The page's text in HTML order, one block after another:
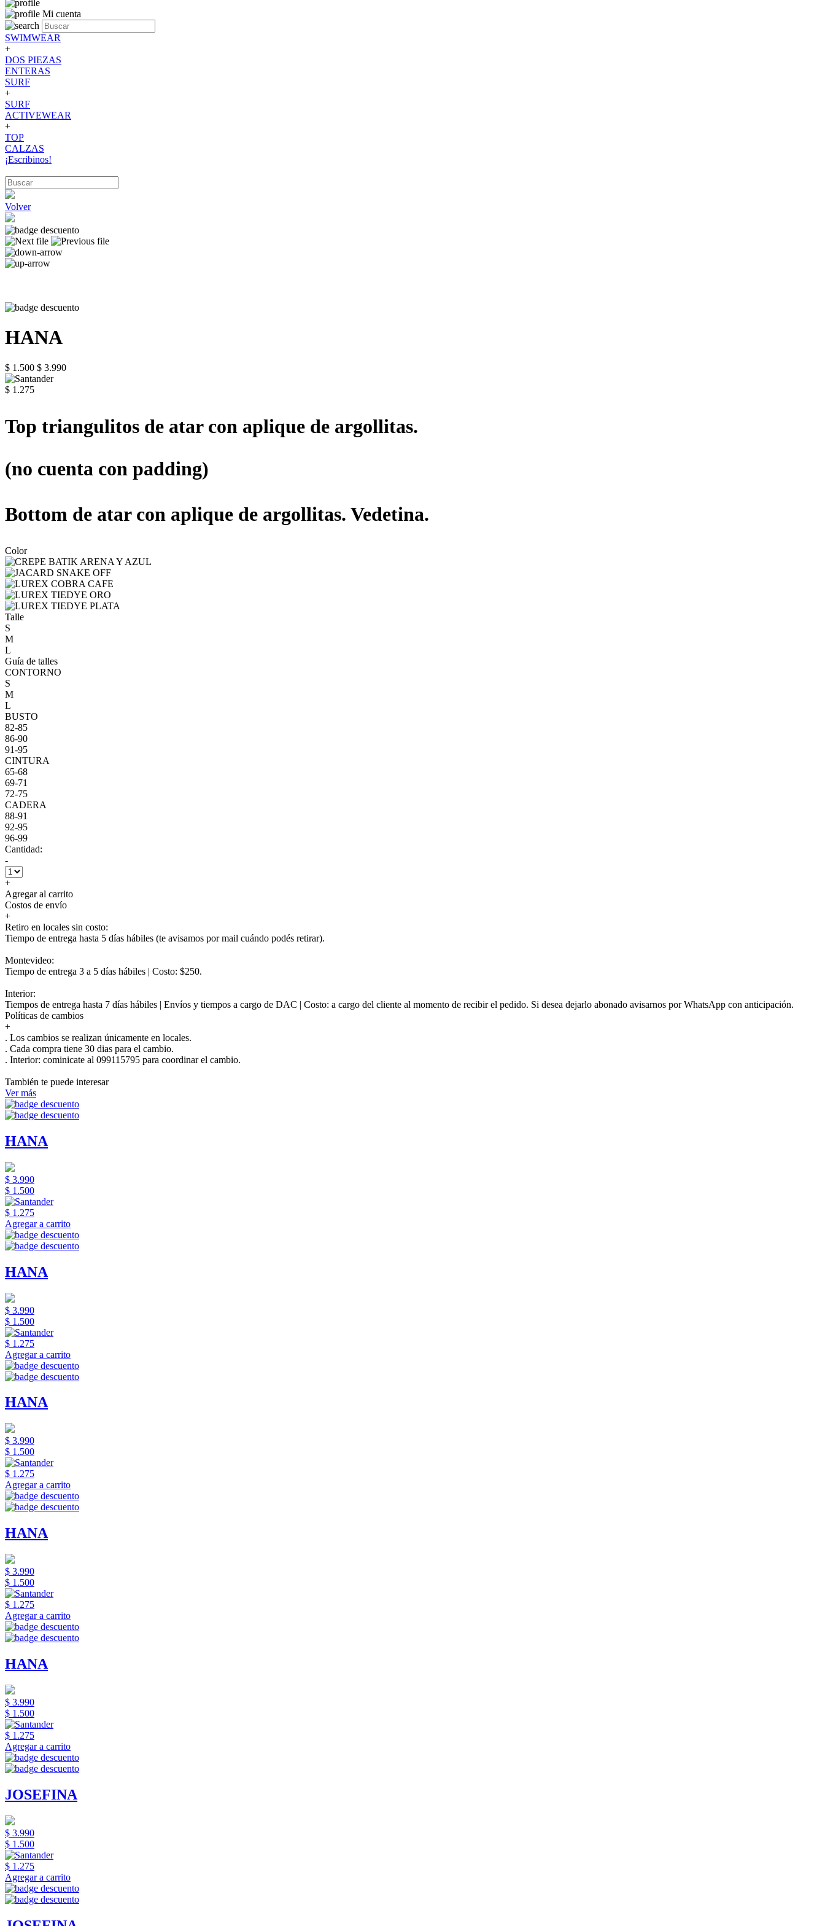
Mi cuenta
SWIMWEAR
+
DOS PIEZAS
ENTERAS
SURF
+
SURF
ACTIVEWEAR
+
TOP
CALZAS
¡Escribinos!
Volver
HANA
$ 1.500 $ 3.990
$ 1.275
Top triangulitos de atar con aplique de argollitas.
(no cuenta con padding)
Bottom de atar con aplique de argollitas. Vedetina.
Color
Talle
S
M
L
Guía de talles
CONTORNO
S
M
L
BUSTO
82-85
86-90
91-95
CINTURA
65-68
69-71
72-75
CADERA
88-91
92-95
96-99
Cantidad:
-
+
Agregar al carrito
Costos de envío
+
Retiro en locales sin costo:
Tiempo de entrega hasta 5 días hábiles (te avisamos por mail cuándo podés retirar).
Montevideo:
Tiempo de entrega 3 a 5 días hábiles | Costo: $250.
Interior:
Tiempos de entrega hasta 7 días hábiles | Envíos y tiempos a cargo de DAC | Costo: a cargo del cliente al momento de recibir el pedido. Si desea dejarlo abonado avisarnos por WhatsApp con anticipación.
Políticas de cambios
+
. Los cambios se realizan únicamente en locales.
. Cada compra tiene 30 dias para el cambio.
. Interior: cominicate al 099115795 para coordinar el cambio.
También te puede interesar
Ver más
HANA
$ 3.990
$ 1.500
$ 1.275
Agregar a carrito
HANA
$ 3.990
$ 1.500
$ 1.275
Agregar a carrito
HANA
$ 3.990
$ 1.500
$ 1.275
Agregar a carrito
HANA
$ 3.990
$ 1.500
$ 1.275
Agregar a carrito
HANA
$ 3.990
$ 1.500
$ 1.275
Agregar a carrito
JOSEFINA
$ 3.990
$ 1.500
$ 1.275
Agregar a carrito